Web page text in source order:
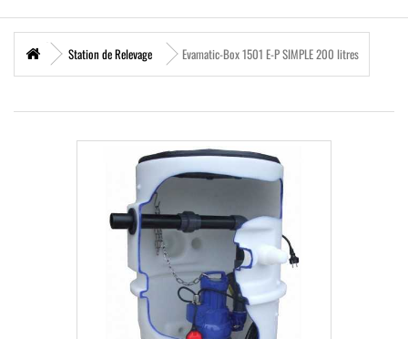
Station de Relevage Evamatic-Box 1501 E-P SIMPLE 200 litres